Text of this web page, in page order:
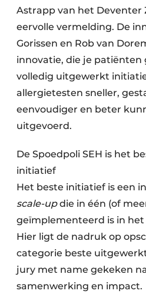
Astrapp van het Deventer
eervolle vermelding. De
Gorissen en Rob van
innovatie, die je patiënten
volledig uitgewerkt
allergietesten sneller,
eenvoudiger en beter
uitgevoerd.
De Spoedpoli SEH is het
initiatief
Het beste initiatief is een
scale-updie in één (of
geïmplementeerd is in het
Hier ligt de nadruk op
categorie beste
jury met name gekeken
samenwerking en impact.